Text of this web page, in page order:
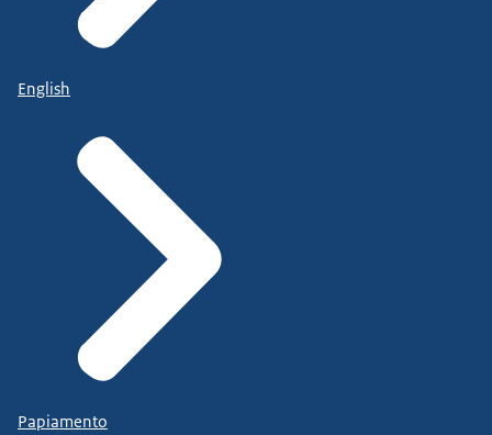
English
Papiamento